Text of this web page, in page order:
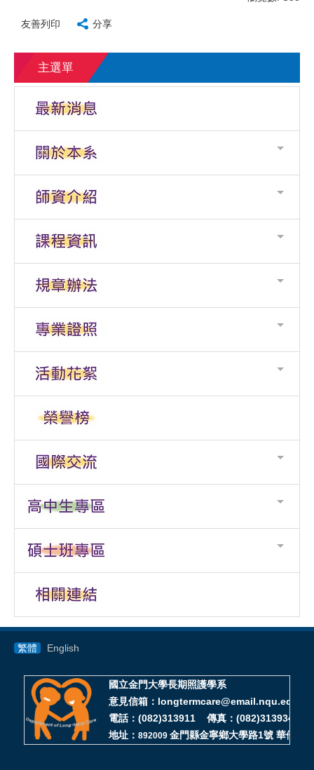
友善列印 分享
主選單
繁體 English
國立金門大學長期照護學系
意見信箱：longtermcare@email.nqu.edu.tw
電話：(082)313911 傳真：(082)313934
地址： 892009 金門縣金寧鄉大學路1號 華僑大